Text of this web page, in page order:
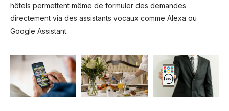
hôtels permettent même de formuler des demandes
directement via des assistants vocaux comme Alexa ou
Google Assistant.